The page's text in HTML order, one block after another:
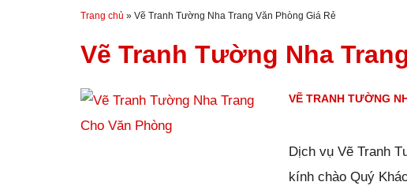
Trang chủ » Vẽ Tranh Tường Nha Trang Văn Phòng Giá Rẻ
Vẽ Tranh Tường Nha
VẼ TRANH TƯỜNG
Dịch vụ Vẽ Tranh
kính chào Quý